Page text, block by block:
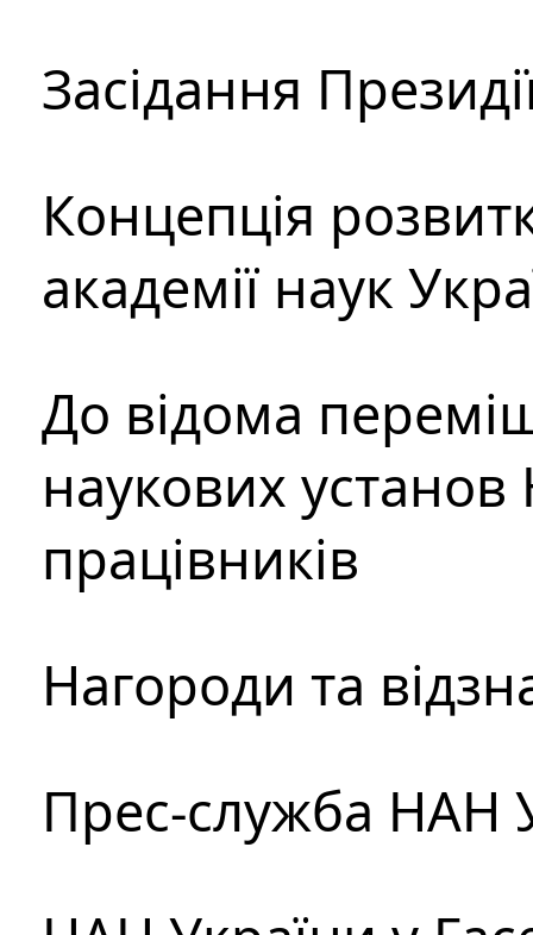
Засідання
Концепція
академії наук
До відома
наукових установ
працівників
Нагороди та
Прес-служба НАН